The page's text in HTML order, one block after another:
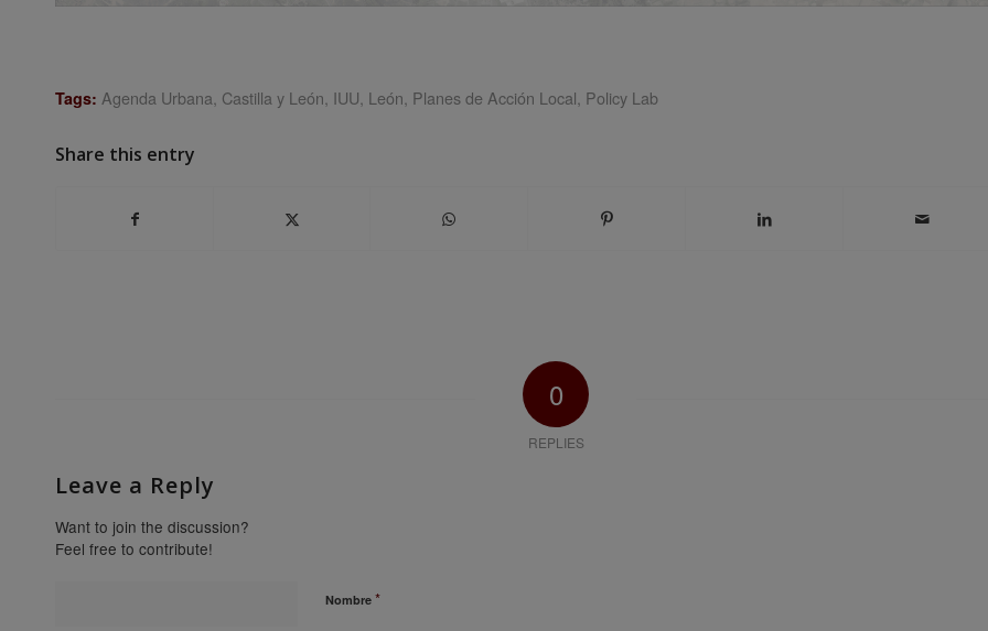
Tags: Agenda Urbana, Castilla y León, IUU, León, Planes de Acción Local, Policy Lab
Share this entry
0
REPLIES
Leave a Reply
Want to join the discussion?
Feel free to contribute!
Nombre *